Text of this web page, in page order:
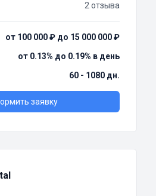
2 отзыва
от 100 000 ₽ до 15 000 000 ₽
от 0.13% до 0.19% в день
60 - 1080 дн.
заявку